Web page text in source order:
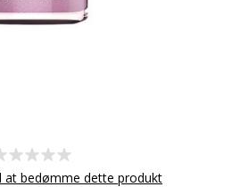
bedømme dette produkt